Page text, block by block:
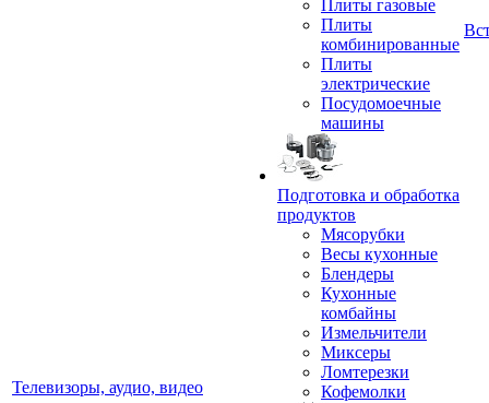
Телевизоры, аудио, видео
Плиты газовые
Плиты
комбинированные
Плиты
электрические
Посудомоечные
машины
Подготовка и обработка
продуктов
Мясорубки
Весы кухонные
Блендеры
Кухонные
комбайны
Измельчители
Миксеры
Ломтерезки
Кофемолки